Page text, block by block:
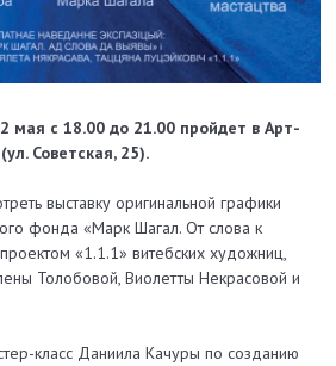
мая с 18.00 до 21.00 пройдет в Арт-
Советская, 25).
выставку оригинальной графики
фонда «Марк Шагал. От слова к
«1.1.1» витебских художниц,
Толобовой, Виолетты Некрасовой и
класс Даниила Качуры по созданию